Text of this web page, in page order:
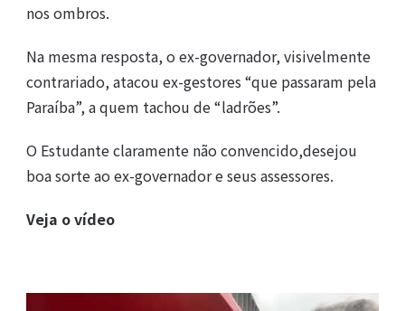
nos ombros.
Na mesma resposta, o ex-governador, visivelmente
contrariado, atacou ex-gestores “que passaram pela
Paraíba”, a quem tachou de “ladrões”.
O Estudante claramente não convencido,desejou
boa sorte ao ex-governador e seus assessores.
Veja o vídeo